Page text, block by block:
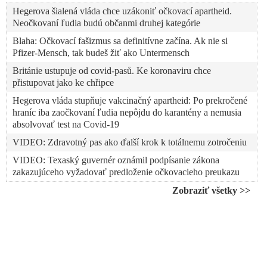
Hegerova šialená vláda chce uzákoniť očkovací apartheid.
Neočkovaní ľudia budú občanmi druhej kategórie
Blaha: Očkovací fašizmus sa definitívne začína. Ak nie si
Pfizer-Mensch, tak budeš žiť ako Untermensch
Británie ustupuje od covid-pasů. Ke koronaviru chce
přistupovat jako ke chřipce
Hegerova vláda stupňuje vakcinačný apartheid: Po prekročené
hraníc iba zaočkovaní ľudia nepôjdu do karantény a nemusia
absolvovať test na Covid-19
VIDEO: Zdravotný pas ako ďalší krok k totálnemu zotročeniu
VIDEO: Texaský guvernér oznámil podpísanie zákona
zakazujúceho vyžadovať predloženie očkovacieho preukazu
Texas zakázal používanie Covid pasov, pretože ohrozujú
Zobraziť všetky >>